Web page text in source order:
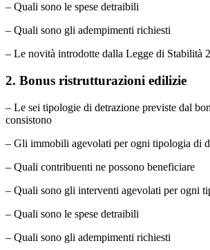
– Quali sono le spese detraibili
– Quali sono gli adempimenti richiesti
– Le novità introdotte dalla Legge di Stabilità
2. Bonus ristrutturazioni edilizie
– Le sei tipologie di detrazione previste dal
consistono
– Gli immobili agevolati per ogni tipologia di
– Quali contribuenti ne possono beneficiare
– Quali sono gli interventi agevolati per ogni
– Quali sono le spese detraibili
– Quali sono gli adempimenti richiesti